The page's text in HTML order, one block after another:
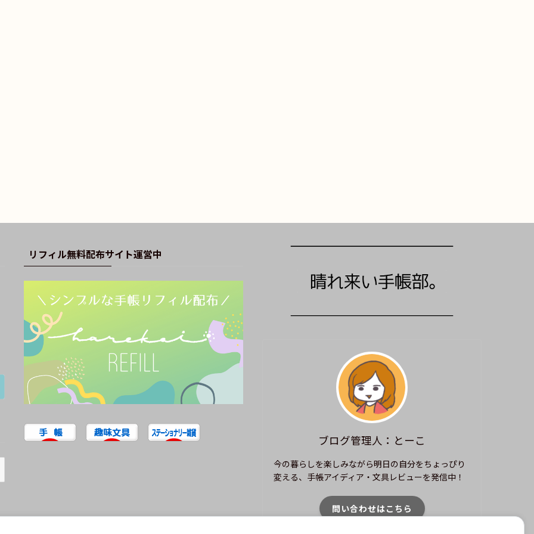
リフィル無料配布サイト運営中
ブログ管理人：とーこ
今の暮らしを楽しみながら明日の自分をちょっぴり
変える、手帳アイディア・文具レビューを発信中！
問い合わせはこちら